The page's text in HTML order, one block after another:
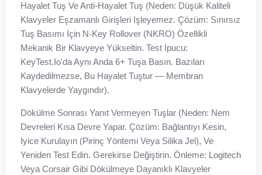
Hayalet Tuş Ve Anti-Hayalet Tuş (Neden: Düşük Kaliteli
Klavyeler Eşzamanlı Girişleri Işleyemez. Çözüm: Sınırsız
Tuş Basımı Için N-Key Rollover (NKRO) Özellikli
Mekanik Bir Klavyeye Yükseltin. Test İpucu:
KeyTest.io'da Aynı Anda 6+ Tuşa Basın. Bazıları
Kaydedilmezse, Bu Hayalet Tuştur — Membran
Klavyelerde Yaygındır).
Dökülme Sonrası Yanıt Vermeyen Tuşlar (Neden: Nem
Devreleri Kısa Devre Yapar. Çözüm: Bağlantıyı Kesin,
Iyice Kurulayın (pirinç Yöntemi Veya Silika Jel), Ve
Yeniden Test Edin. Gerekirse Değiştirin. Önleme: Logitech
Veya Corsair Gibi Dökülmeye Dayanıklı Klavyeler